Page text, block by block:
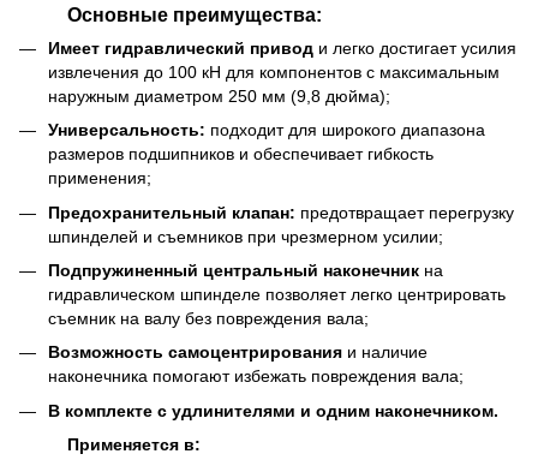
Основные преимущества:
Имеет гидравлический привод и легко достигает усилия
извлечения до 100 кН для компонентов с максимальным
наружным диаметром 250 мм (9,8 дюйма);
Универсальность: подходит для широкого диапазона
размеров подшипников и обеспечивает гибкость
применения;
Предохранительный клапан: предотвращает перегрузку
шпинделей и съемников при чрезмерном усилии;
Подпружиненный центральный наконечник на
гидравлическом шпинделе позволяет легко центрировать
съемник на валу без повреждения вала;
Возможность самоцентрирования и наличие
наконечника помогают избежать повреждения вала;
В комплекте с удлинителями и одним наконечником.
Применяется в: